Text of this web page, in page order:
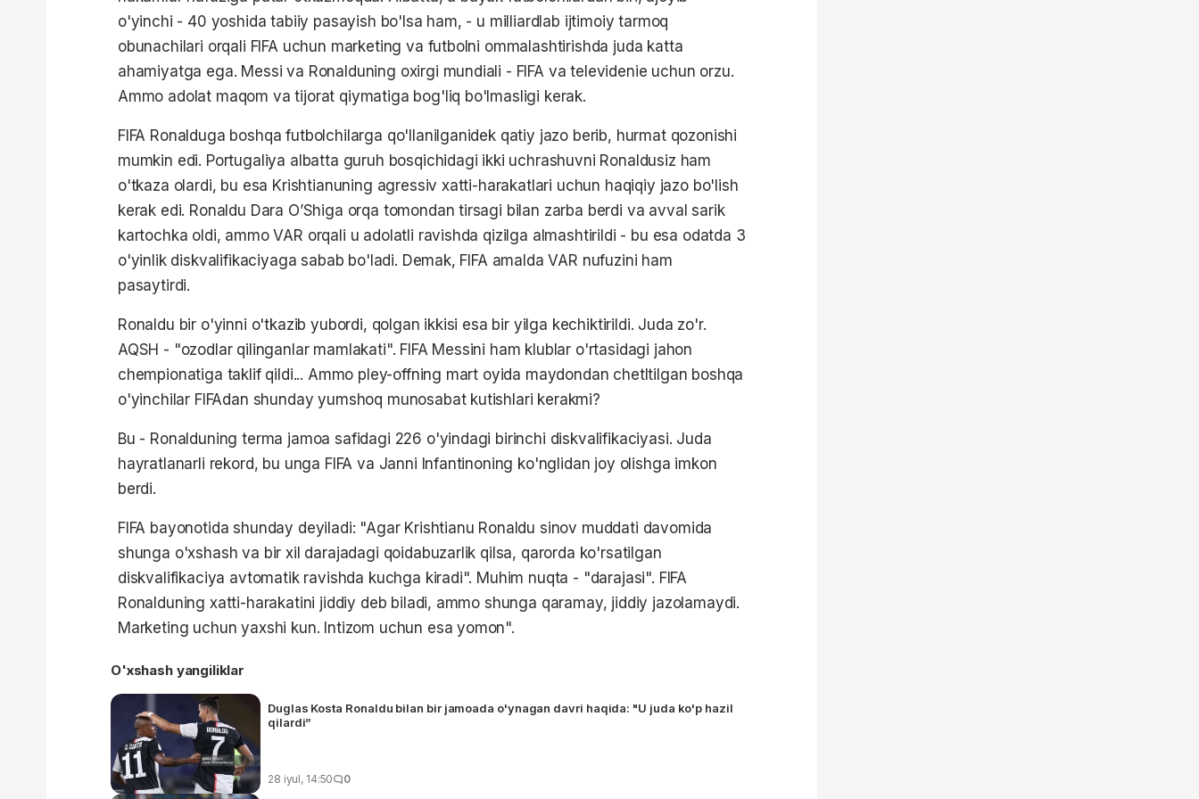
o'yinchi - 40 yoshida tabiiy pasayish bo'lsa ham, - u milliardlab ijtimoiy tarmoq
obunachilari orqali FIFA uchun marketing va futbolni ommalashtirishda juda katta
ahamiyatga ega. Messi va Ronalduning oxirgi mundiali - FIFA va televidenie uchun orzu.
Ammo adolat maqom va tijorat qiymatiga bog'liq bo'lmasligi kerak.
FIFA Ronalduga boshqa futbolchilarga qo'llanilganidek qatiy jazo berib, hurmat qozonishi
mumkin edi. Portugaliya albatta guruh bosqichidagi ikki uchrashuvni Ronaldusiz ham
o'tkaza olardi, bu esa Krishtianuning agressiv xatti-harakatlari uchun haqiqiy jazo bo'lish
kerak edi. Ronaldu Dara O’Shiga orqa tomondan tirsagi bilan zarba berdi va avval sarik
kartochka oldi, ammo VAR orqali u adolatli ravishda qizilga almashtirildi - bu esa odatda 3
o'yinlik diskvalifikaciyaga sabab bo'ladi. Demak, FIFA amalda VAR nufuzini ham
pasaytirdi.
Ronaldu bir o'yinni o'tkazib yubordi, qolgan ikkisi esa bir yilga kechiktirildi. Juda zo'r.
AQSH - "ozodlar qilinganlar mamlakati". FIFA Messini ham klublar o'rtasidagi jahon
chempionatiga taklif qildi... Ammo pley-offning mart oyida maydondan chetltilgan boshqa
o'yinchilar FIFAdan shunday yumshoq munosabat kutishlari kerakmi?
Bu - Ronalduning terma jamoa safidagi 226 o'yindagi birinchi diskvalifikaciyasi. Juda
hayratlanarli rekord, bu unga FIFA va Janni Infantinoning ko'nglidan joy olishga imkon
berdi.
FIFA bayonotida shunday deyiladi: "Agar Krishtianu Ronaldu sinov muddati davomida
shunga o'xshash va bir xil darajadagi qoidabuzarlik qilsa, qarorda ko'rsatilgan
diskvalifikaciya avtomatik ravishda kuchga kiradi". Muhim nuqta - "darajasi". FIFA
Ronalduning xatti-harakatini jiddiy deb biladi, ammo shunga qaramay, jiddiy jazolamaydi.
Marketing uchun yaxshi kun. Intizom uchun esa yomon".
O'xshash yangiliklar
Duglas Kosta Ronaldu bilan bir jamoada o'ynagan davri haqida: "U juda ko'p hazil
qilardi”
28 iyul, 14:50 0